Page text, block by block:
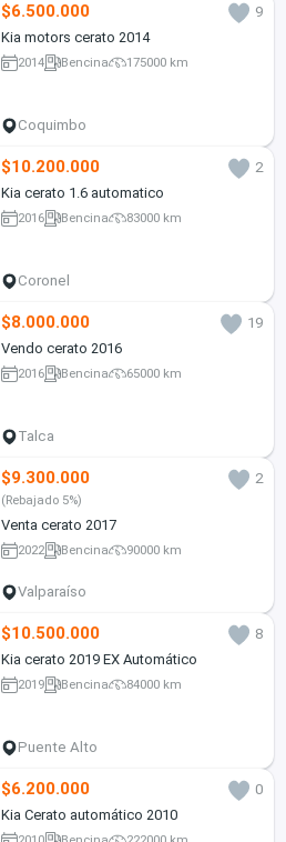
$6.500.000
9
Kia motors cerato 2014
2014 Bencina 175000 km
Coquimbo
$10.200.000
2
Kia cerato 1.6 automatico
2016 Bencina 83000 km
Coronel
$8.000.000
19
Vendo cerato 2016
2016 Bencina 65000 km
Talca
$9.300.000 2
(Rebajado 5%)
Venta cerato 2017
2022 Bencina 90000 km
Valparaíso
$10.500.000
8
Kia cerato 2019 EX Automático
2019 Bencina 84000 km
Puente Alto
$6.200.000
0
Kia Cerato automático 2010